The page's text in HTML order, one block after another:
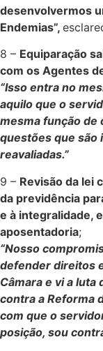
desenvolvermos
Endemias”,
8 – Equiparação
com os Agentes
“Isso entra no
aquilo que o
mesma função de
questões que são
reavaliadas.”
9 – Revisão da lei
da previdência
e à integralidade,
aposentadoria;
“Nosso
defender direitos
Câmara e vi a luta
contra a Reforma
com que o
posição, sou